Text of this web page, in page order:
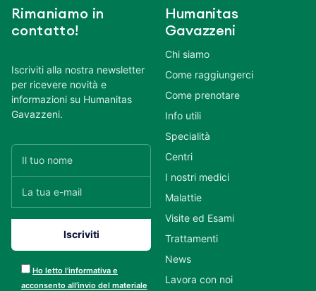
Rimaniamo in
contatto!
Iscriviti alla nostra newsletter
per ricevere novità e
informazioni su Humanitas
Gavazzeni.
Ho letto l’informativa e
acconsento all’invio del materiale
Humanitas
Gavazzeni
Chi siamo
Come raggiungerci
Come prenotare
Info utili
Specialità
Centri
I nostri medici
Malattie
Visite ed Esami
Trattamenti
News
Lavora con noi